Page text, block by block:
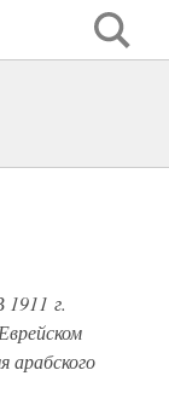
1911 г.
арабского